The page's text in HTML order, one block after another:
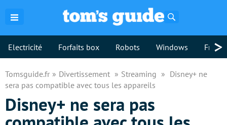
Electricité Forfaits box Robots Windows >
Tomsguide.fr Divertissement Streaming
Disney+ ne
sera pas compatible avec tous les appareils
Disney+ ne sera pas